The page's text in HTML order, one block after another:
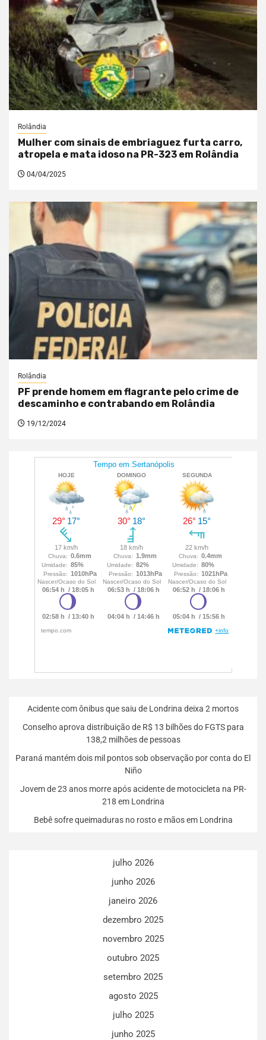
Rolândia
Mulher com sinais de embriaguez furta carro,
atropela e mata idoso na PR-323 em Rolândia
04/04/2025
Rolândia
PF prende homem em flagrante pelo crime de
descaminho e contrabando em Rolândia
19/12/2024
Acidente com ônibus que saiu de Londrina deixa 2 mortos
Conselho aprova distribuição de R$ 13 bilhões do FGTS para
138,2 milhões de pessoas
Paraná mantém dois mil pontos sob observação por conta do El
Niño
Jovem de 23 anos morre após acidente de motocicleta na PR-
218 em Londrina
Bebê sofre queimaduras no rosto e mãos em Londrina
julho 2026
junho 2026
janeiro 2026
dezembro 2025
novembro 2025
outubro 2025
setembro 2025
agosto 2025
julho 2025
junho 2025